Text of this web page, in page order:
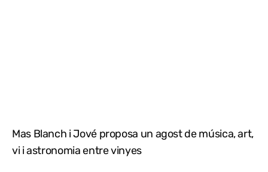
Mas Blanch i Jové proposa un agost de música, art,
vi i astronomia entre vinyes